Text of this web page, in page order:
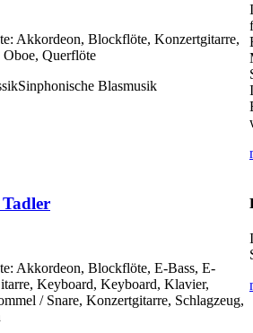
Akkordeon, Blockflöte, Konzertgitarre,
Querflöte
Blasmusik
Akkordeon, Blockflöte, E-Bass, E-
Keyboard, Keyboard, Klavier,
/ Snare, Konzertgitarre, Schlagzeug,